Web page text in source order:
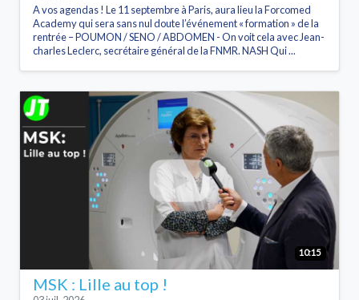
A vos agendas ! Le 11 septembre à Paris, aura lieu la Forcomed
Academy qui sera sans nul doute l’événement « formation » de la
rentrée – POUMON / SENO / ABDOMEN - On voit cela avec Jean-
charles Leclerc, secrétaire général de la FNMR. NASH Qui ...
10:15
MSK : Lille au top !